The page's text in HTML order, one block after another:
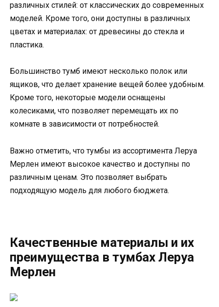
различных стилей: от классических до современных
моделей. Кроме того, они доступны в различных
цветах и материалах: от древесины до стекла и
пластика.
Большинство тумб имеют несколько полок или
ящиков, что делает хранение вещей более удобным.
Кроме того, некоторые модели оснащены
колесиками, что позволяет перемещать их по
комнате в зависимости от потребностей.
Важно отметить, что тумбы из ассортимента Леруа
Мерлен имеют высокое качество и доступны по
различным ценам. Это позволяет выбрать
подходящую модель для любого бюджета.
Качественные материалы и их
преимущества в тумбах Леруа
Мерлен